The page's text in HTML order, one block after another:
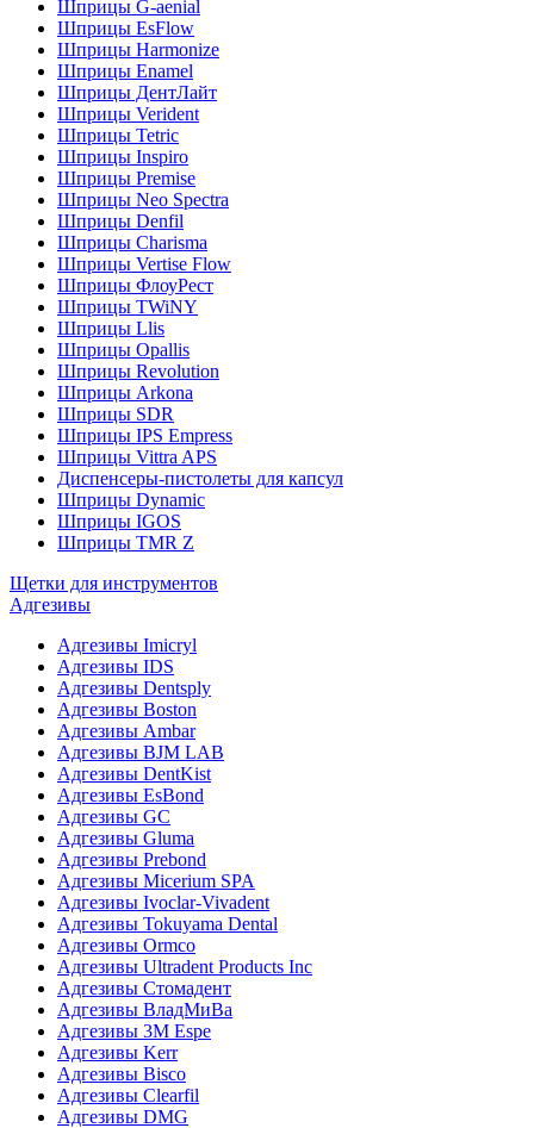
Шприцы G-aenial
Шприцы EsFlow
Шприцы Harmonize
Шприцы Enamel
Шприцы ДентЛайт
Шприцы Verident
Шприцы Tetric
Шприцы Inspiro
Шприцы Premise
Шприцы Neo Spectra
Шприцы Denfil
Шприцы Charisma
Шприцы Vertise Flow
Шприцы ФлоуРест
Шприцы TWiNY
Шприцы Llis
Шприцы Opallis
Шприцы Revolution
Шприцы Arkona
Шприцы SDR
Шприцы IPS Empress
Шприцы Vittra APS
Диспенсеры-пистолеты для капсул
Шприцы Dynamic
Шприцы IGOS
Шприцы TMR Z
Щетки для инструментов
Адгезивы
Адгезивы Imicryl
Адгезивы IDS
Адгезивы Dentsply
Адгезивы Boston
Адгезивы Ambar
Адгезивы BJM LAB
Адгезивы DentKist
Адгезивы EsBond
Адгезивы GC
Адгезивы Gluma
Адгезивы Prebond
Адгезивы Micerium SPA
Адгезивы Ivoclar-Vivadent
Адгезивы Tokuyama Dental
Адгезивы Ormco
Адгезивы Ultradent Products Inc
Адгезивы Стомадент
Адгезивы ВладМиВа
Адгезивы 3M Espe
Адгезивы Kerr
Адгезивы Bisco
Адгезивы Clearfil
Адгезивы DMG